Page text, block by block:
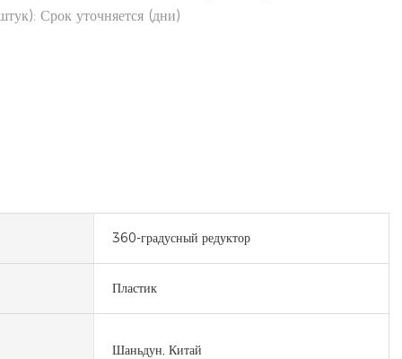
Срок уточняется (дни)
360-градусный редуктор
Пластик
Шаньдун, Китай